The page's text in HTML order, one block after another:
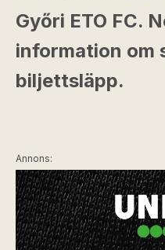
Győri ETO FC.
information om
biljettsläpp.
Annons: